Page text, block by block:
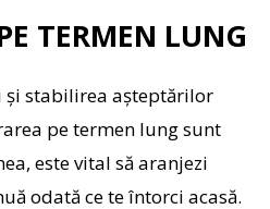
TERMEN LUNG
și stabilirea așteptărilor
pe termen lung sunt
este vital să aranjezi
odată ce te întorci acasă.